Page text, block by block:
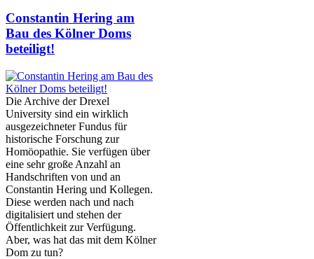
Constantin Hering am
Bau des Kölner Doms
beteiligt!
Die Archive der Drexel
University sind ein wirklich
ausgezeichneter Fundus für
historische Forschung zur
Homöopathie. Sie verfügen über
eine sehr große Anzahl an
Handschriften von und an
Constantin Hering und Kollegen.
Diese werden nach und nach
digitalisiert und stehen der
Öffentlichkeit zur Verfügung.
Aber, was hat das mit dem Kölner
Dom zu tun?